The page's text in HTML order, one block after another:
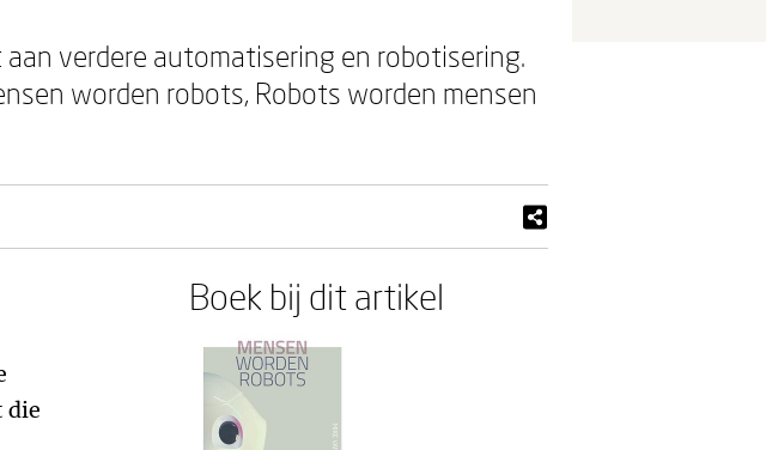
verdere automatisering en robotisering.
worden robots, Robots worden mensen
die
Boek bij dit artikel